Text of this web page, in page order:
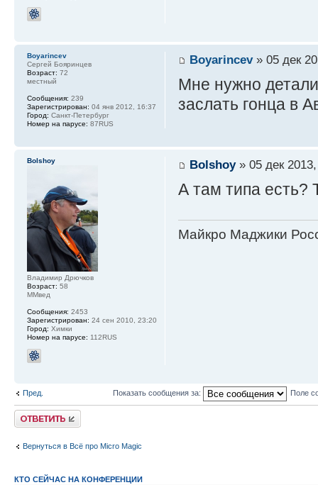
Boyarincev» 05 дек
Мне нужно
заслать гонца в
Boyarincev
Сергей Бояринцев
Возраст: 72
местный
Сообщения: 239
Зарегистрирован: 04 янв 2012, 16:37
Город: Санкт-Петербург
Номер на парусе: 87RUS
Bolshoy» 05 дек
А там типа есть?
Майкро Маджики
Bolshoy
Владимир Дрючков
Возраст: 58
ММвед
Сообщения: 2453
Зарегистрирован: 24 сен 2010, 23:20
Город: Химки
Номер на парусе: 112RUS
Пред. Показать сообщения за: Поле
Ответить
Вернуться в Всё про Micro Magic
КТО СЕЙЧАС НА КОНФЕРЕНЦИИ